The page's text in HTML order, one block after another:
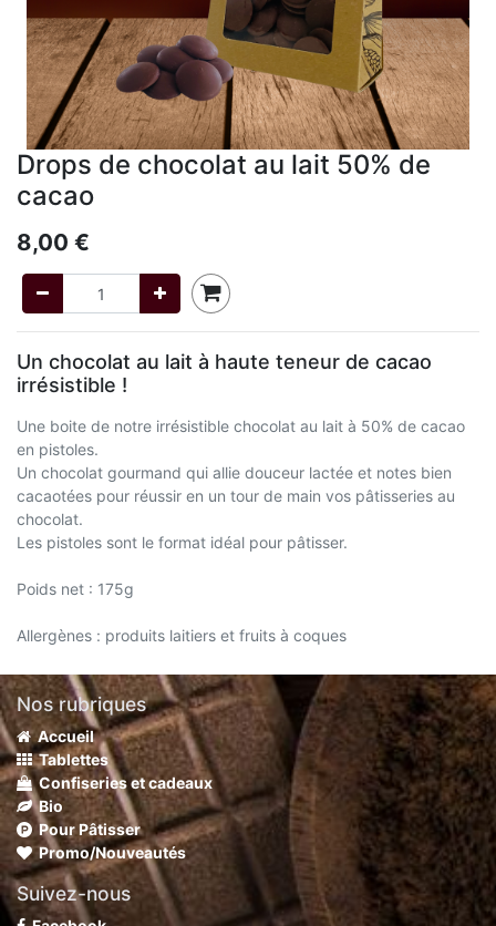
Drops de chocolat au lait 50% de
cacao
8,00 €
Un chocolat au lait à haute teneur de cacao
irrésistible !
Une boite de notre irrésistible chocolat au lait à 50% de cacao
en pistoles.
Un chocolat gourmand qui allie douceur lactée et notes bien
cacaotées pour réussir en un tour de main vos pâtisseries au
chocolat.
Les pistoles sont le format idéal pour pâtisser.
Poids net : 175g
Allergènes : produits laitiers et fruits à coques
Nos rubriques
Accueil
Tablettes
Confiseries et cadeaux
Bio
Pour Pâtisser
Promo/Nouveautés
Suivez-nous